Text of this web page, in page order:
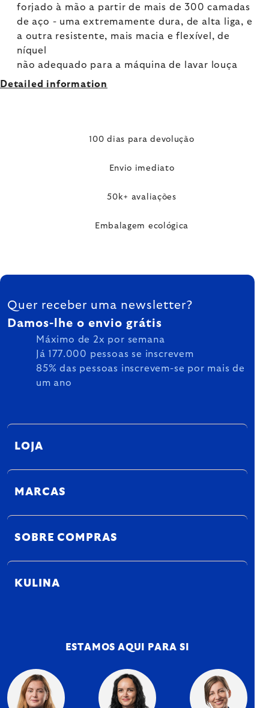
forjado à mão a partir de mais de 300 camadas
de aço - uma extremamente dura, de alta liga, e
a outra resistente, mais macia e flexível, de
níquel
não adequado para a máquina de lavar louça
Detailed information
100 dias para devolução
Envio imediato
50k+ avaliações
Embalagem ecológica
FOOTER
Quer receber uma newsletter?
Damos-lhe o envio grátis
Máximo de 2x por semana
Já 177.000 pessoas se inscrevem
85% das pessoas inscrevem-se por mais de
um ano
LOJA
MARCAS
SOBRE COMPRAS
KULINA
ESTAMOS AQUI PARA SI